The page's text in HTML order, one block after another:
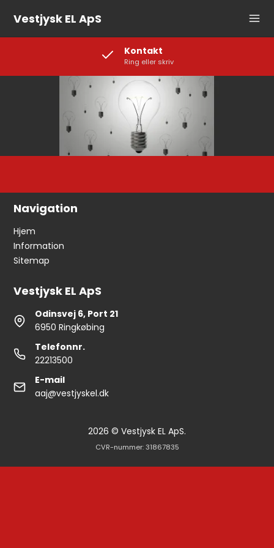
Vestjysk EL ApS
Kontakt
Ring eller skriv
Navigation
Hjem
Information
Sitemap
Vestjysk EL ApS
Odinsvej 6, Port 21
6950 Ringkøbing
Telefonnr.
22213500
E-mail
aaj@vestjyskel.dk
2026 © Vestjysk EL ApS.
CVR-nummer: 31867835